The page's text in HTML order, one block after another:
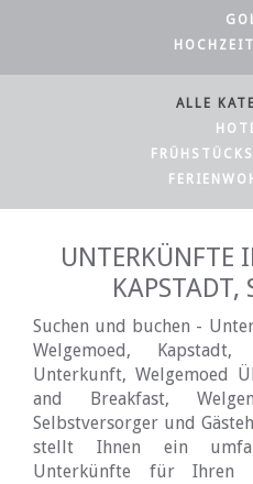
ALLE
UNTERKÜNFTE
KAPSTADT,
Suchen und buchen -
Welgemoed, Kapstadt,
Unterkunft, Welgemoed
and Breakfast,
Selbstversorger und
stellt Ihnen ein
Unterkünfte für Ihren